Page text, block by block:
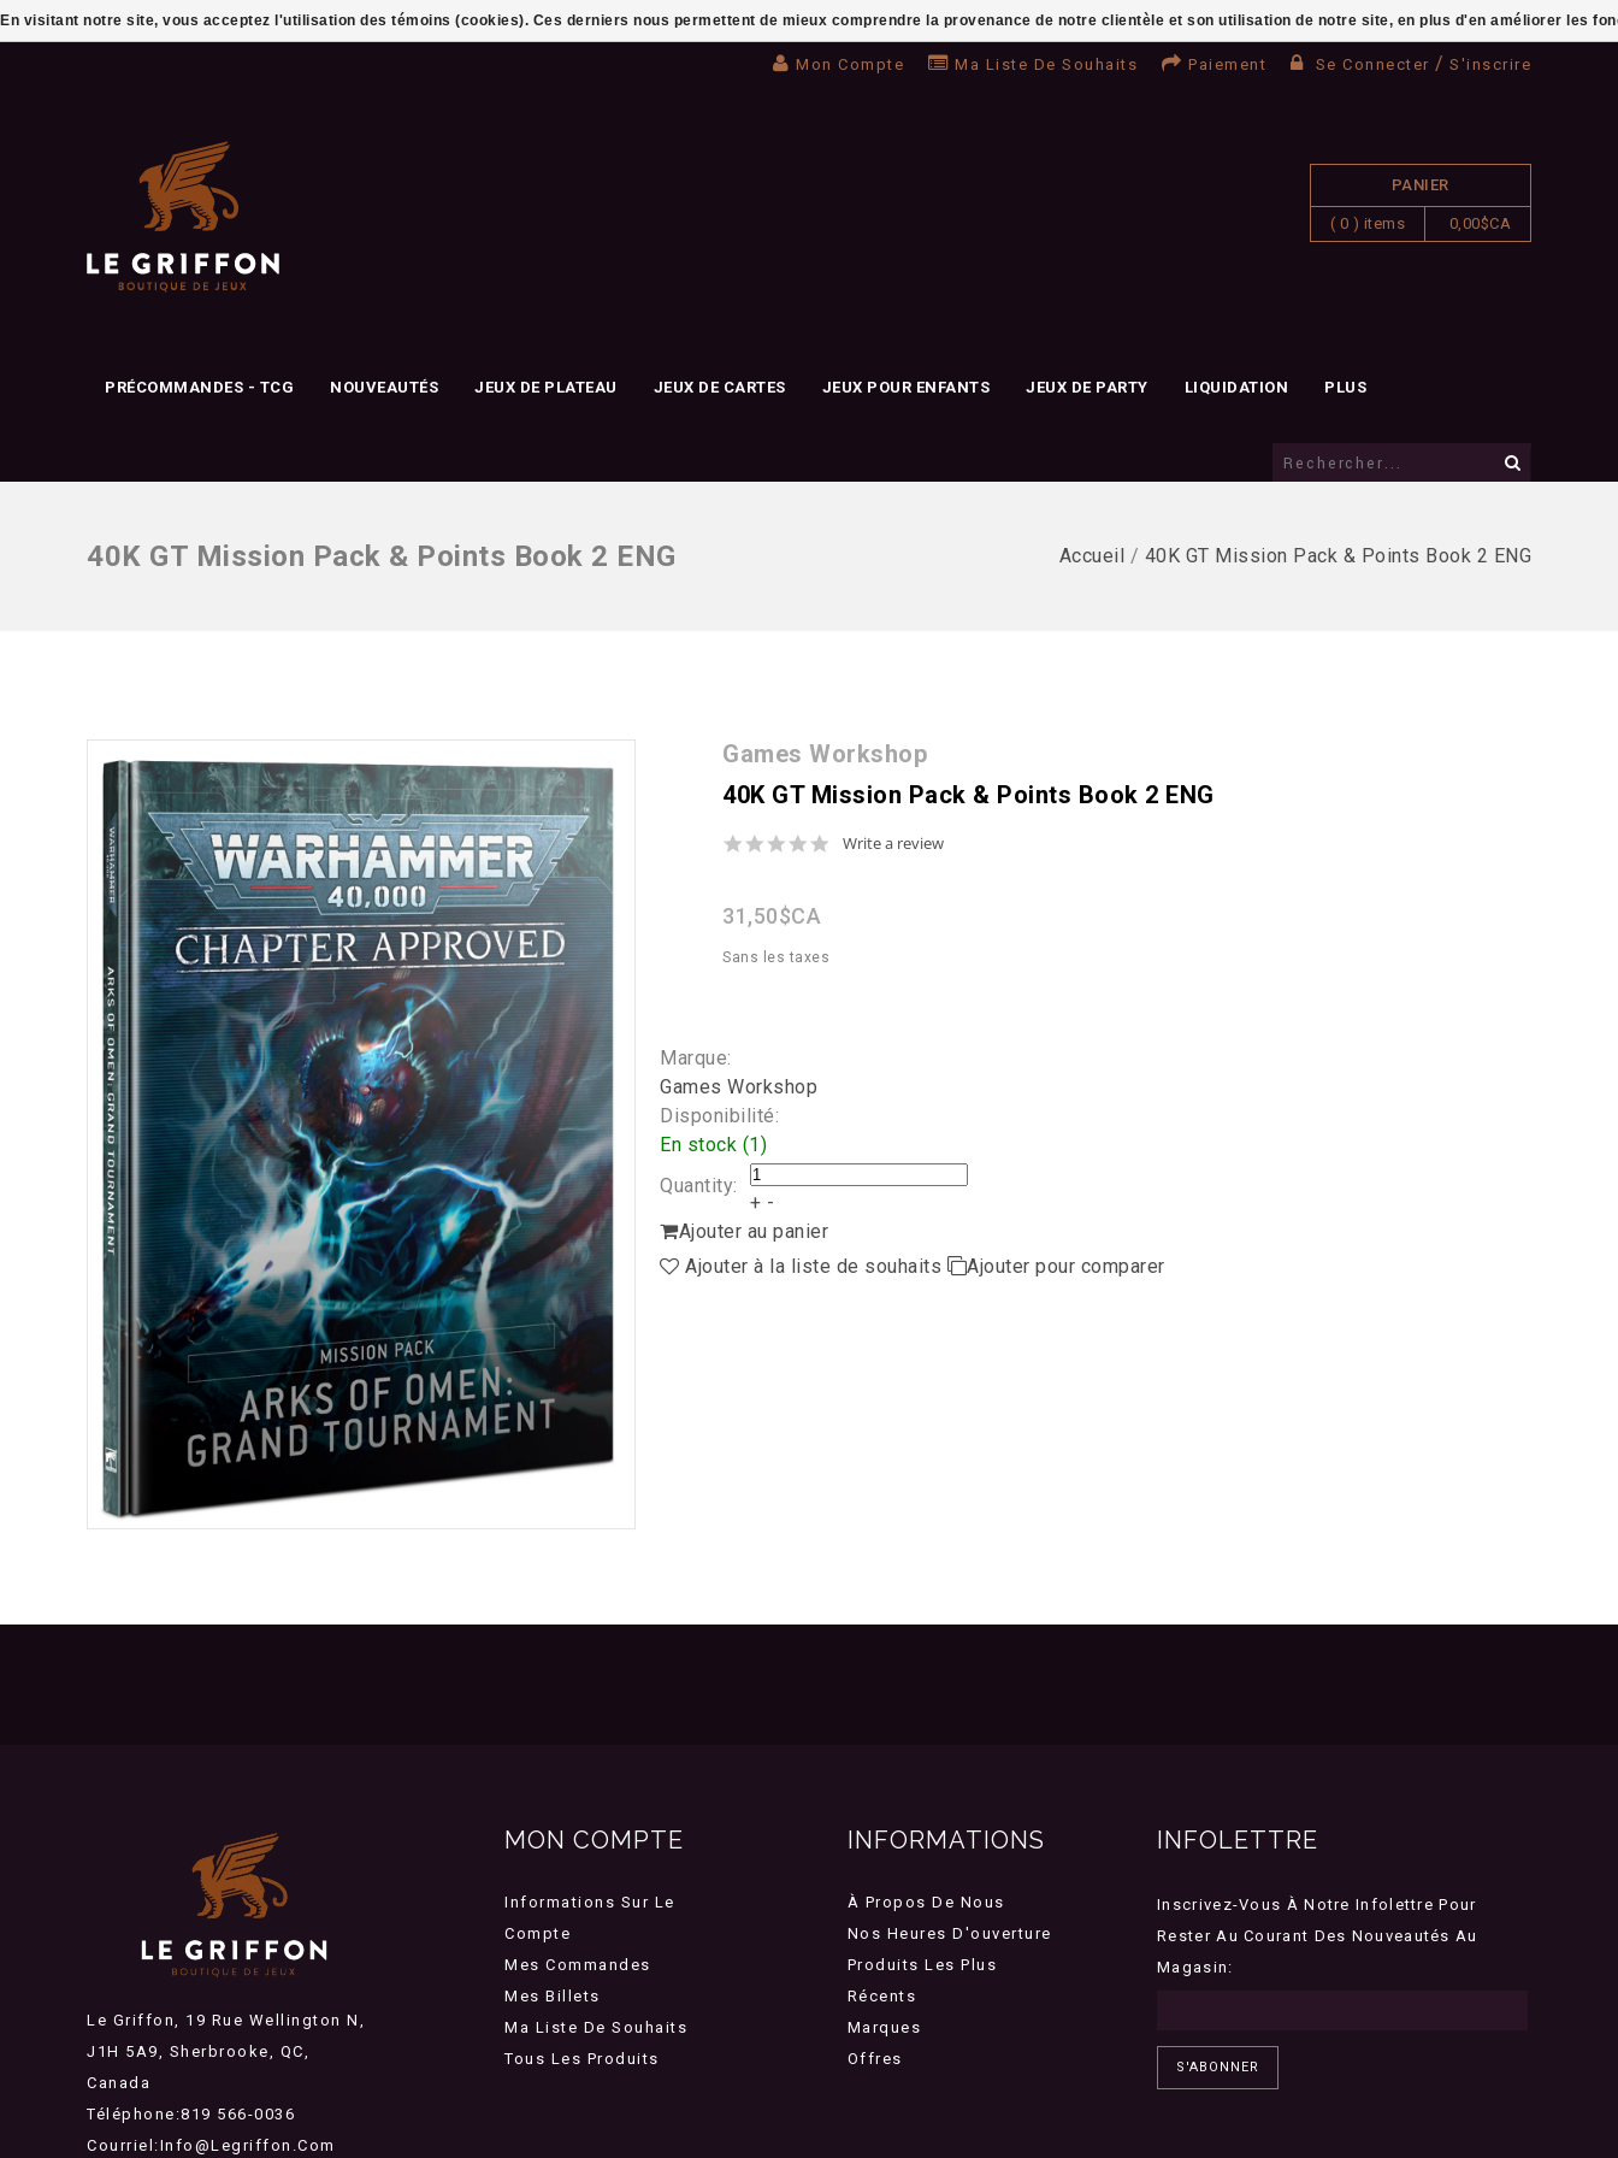
Mon Compte Ma Liste De Souhaits Paiement Se Connecter / S'inscrire
PANIER
( 0 ) items 0,00$CA
PRÉCOMMANDES - TCG NOUVEAUTÉS JEUX DE PLATEAU JEUX DE CARTES JEUX POUR ENFANTS JEUX DE PARTY LIQUIDATION PLUS
40K GT Mission Pack & Points Book 2 ENG Accueil / 40K GT Mission Pack & Points Book 2 ENG
Games Workshop
40K GT Mission Pack & Points Book 2 ENG
0.0
Write a review
31,50$CA
Sans les taxes
Marque:
Games Workshop
Disponibilité:
En stock (1)
Quantity:
+ -
Ajouter au panier
Ajouter à la liste de souhaits
Ajouter pour comparer
Le Griffon, 19 Rue Wellington N,
J1H 5A9, Sherbrooke, QC,
Canada
Téléphone:819 566-0036
Courriel:Info@legriffon.com
MON COMPTE
Informations Sur Le
Compte
Mes Commandes
Mes Billets
Ma Liste De Souhaits
Tous Les Produits
INFORMATIONS
À Propos De Nous
Nos Heures D'ouverture
Produits Les Plus
Récents
Marques
Offres
INFOLETTRE
Inscrivez-Vous À Notre Infolettre Pour
Rester Au Courant Des Nouveautés Au
Magasin:
S'ABONNER
En visitant notre site, vous acceptez l'utilisation des témoins (cookies). Ces derniers nous permettent de mieux comprendre la provenance de notre clientèle et son utilisation de notre site, en plus d'en améliorer les